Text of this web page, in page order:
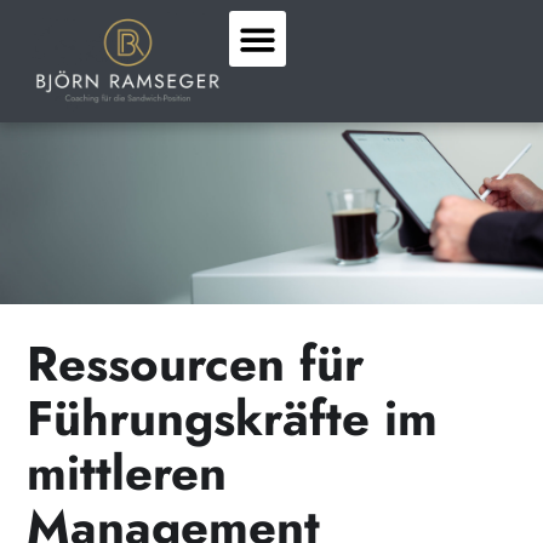
Ressourcen für
Führungskräfte im
mittleren
Management